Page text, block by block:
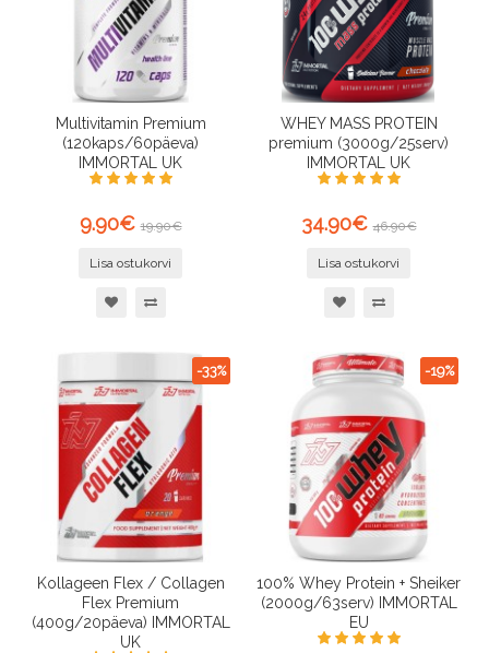
Multivitamin Premium
(120kaps/60päeva)
IMMORTAL UK
9.90€ 19.90€
Lisa ostukorvi
WHEY MASS PROTEIN
premium (3000g/25serv)
IMMORTAL UK
34.90€ 46.90€
Lisa ostukorvi
Kollageen Flex / Collagen
Flex Premium
(400g/20päeva) IMMORTAL
UK
-33%
100% Whey Protein + Sheiker
(2000g/63serv) IMMORTAL
EU
-19%